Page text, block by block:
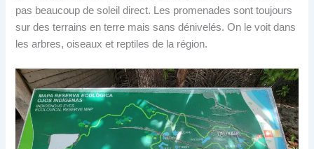
pas beaucoup de soleil direct. Les promenades sont toujours
sur des terrains en terre mais sans dénivelés. On le voit dans
les arbres, oiseaux et reptiles de la région.